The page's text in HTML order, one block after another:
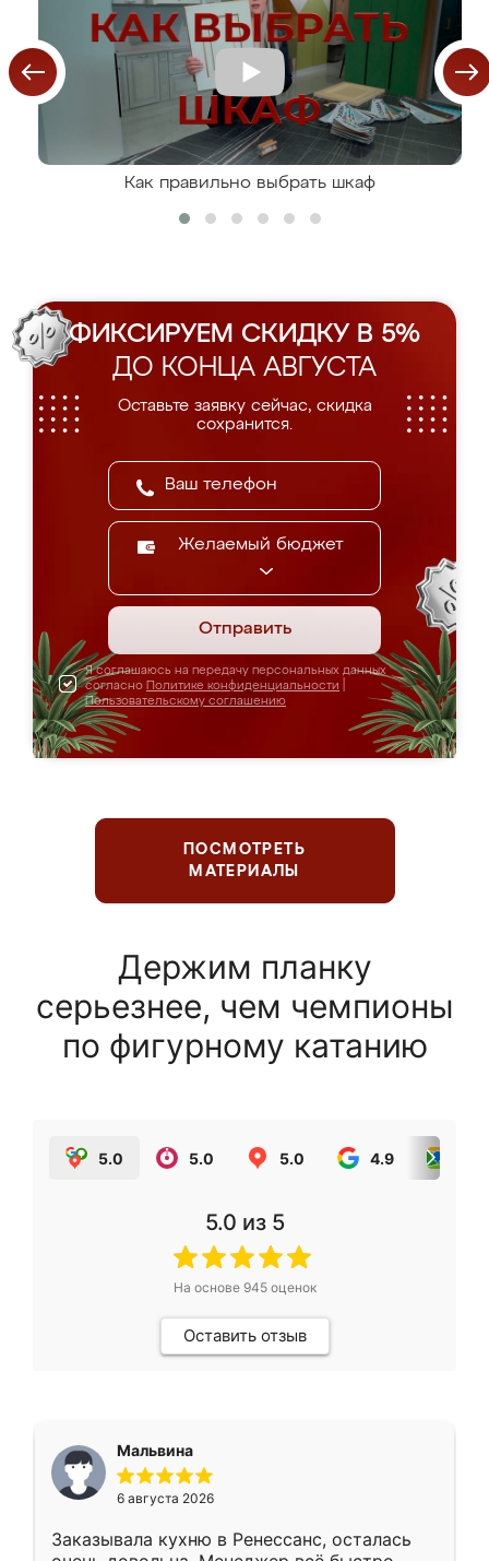
Как правильно выбрать шкаф
ФИКСИРУЕМ СКИДКУ В 5%
ДО КОНЦА АВГУСТА
Оставьте заявку сейчас, скидка
сохранится.
Желаемый бюджет
Отправить
Я соглашаюсь на передачу персональных данных
согласно Политике конфиденциальности
Пользовательскому соглашению
ПОСМОТРЕТЬ
МАТЕРИАЛЫ
Держим планку
серьезнее, чем чемпионы
по фигурному катанию
5.0 5.0 5.0 4.9
5.0 из 5
На основе 945оценок
Оставить отзыв
Мальвина
6 августа 2026
Заказывала кухню в Ренессанс, осталась